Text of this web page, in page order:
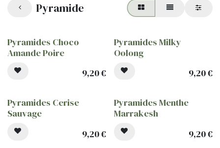
Pyramide
Pyramides Choco
Amande Poire
9,20€
Pyramides Milky
Oolong
9,20€
Pyramides Cerise
Sauvage
9,20€
Pyramides Menthe
Marrakesh
9,20€